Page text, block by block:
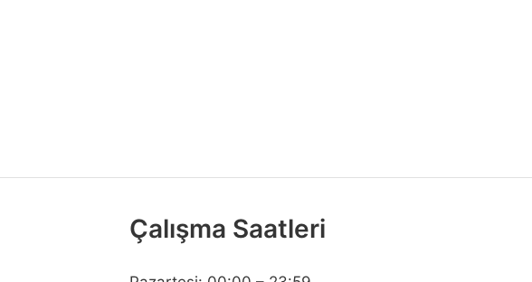
Çalışma Saatleri